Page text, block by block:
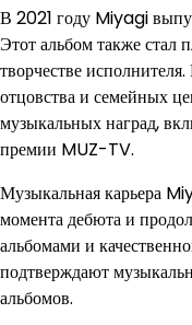
В 2021 году Miyagi
Этот альбом также стал
творчестве
отцовства и семейных
музыкальных наград,
премии MUZ-TV.
Музыкальная карьера
момента дебюта и
альбомами и
подтверждают
альбомов.